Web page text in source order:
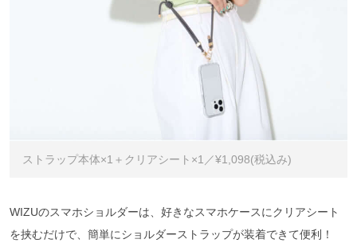
ストラップ本体×1＋クリアシート×1／¥1,098(税込み)
WIZUのスマホショルダーは、好きなスマホケースにクリアシート
を挟むだけで、簡単にショルダーストラップが装着できて便利！